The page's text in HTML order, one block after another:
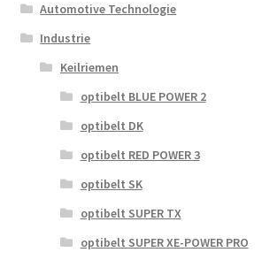
Automotive Technologie
Industrie
Keilriemen
optibelt BLUE POWER 2
optibelt DK
optibelt RED POWER 3
optibelt SK
optibelt SUPER TX
optibelt SUPER XE-POWER PRO